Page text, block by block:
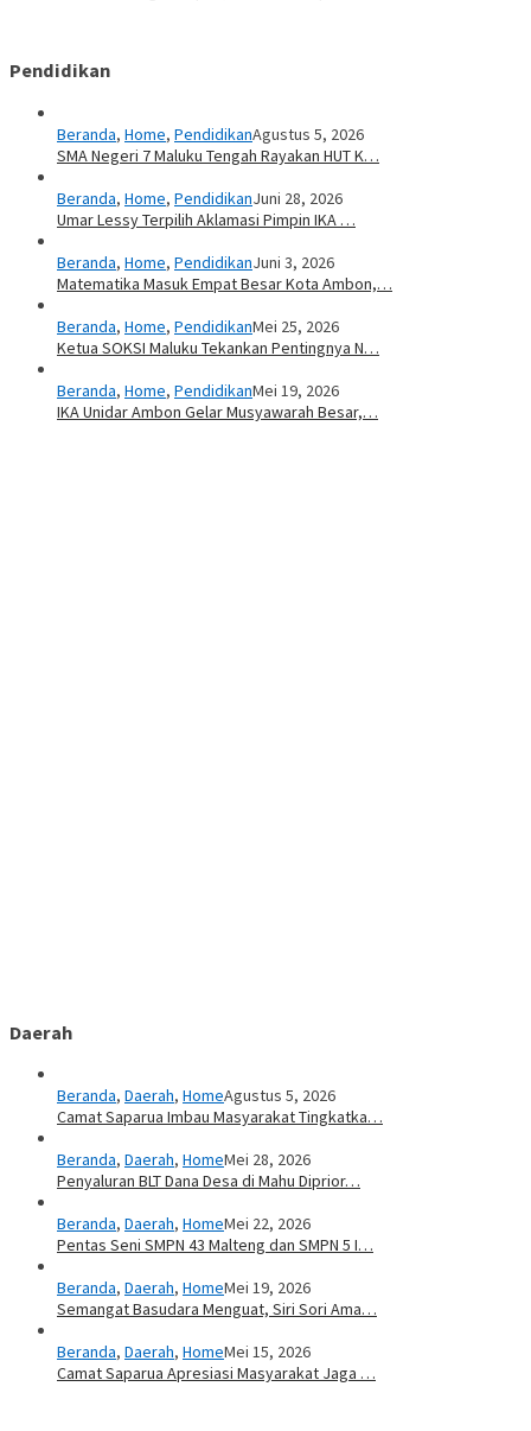
Pendidikan
Beranda, Home, PendidikanAgustus 5, 2026
SMA Negeri 7 Maluku Tengah Rayakan HUT K…
Beranda, Home, PendidikanJuni 28, 2026
Umar Lessy Terpilih Aklamasi Pimpin IKA …
Beranda, Home, PendidikanJuni 3, 2026
Matematika Masuk Empat Besar Kota Ambon,…
Beranda, Home, PendidikanMei 25, 2026
Ketua SOKSI Maluku Tekankan Pentingnya N…
Beranda, Home, PendidikanMei 19, 2026
IKA Unidar Ambon Gelar Musyawarah Besar,…
Daerah
Beranda, Daerah, HomeAgustus 5, 2026
Camat Saparua Imbau Masyarakat Tingkatka…
Beranda, Daerah, HomeMei 28, 2026
Penyaluran BLT Dana Desa di Mahu Diprior…
Beranda, Daerah, HomeMei 22, 2026
Pentas Seni SMPN 43 Malteng dan SMPN 5 I…
Beranda, Daerah, HomeMei 19, 2026
Semangat Basudara Menguat, Siri Sori Ama…
Beranda, Daerah, HomeMei 15, 2026
Camat Saparua Apresiasi Masyarakat Jaga …